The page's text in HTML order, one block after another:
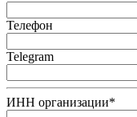
Телефон
Telegram
ИНН организации*